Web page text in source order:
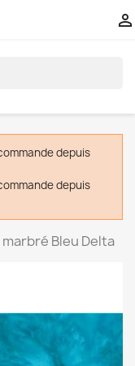

depuis
depuis
Bleu Delta